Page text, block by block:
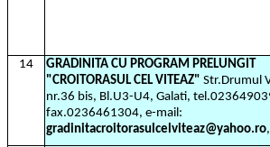
14
GRADINITA CU PROGRAM PRELUNGIT
"CROITORASUL CEL VITEAZ" Str.Drumul
nr.36 bis, Bl.U3-U4, Galati,
fax.0236461304, e-mail:
gradinitacroitorasulcelviteaz@yahoo.ro